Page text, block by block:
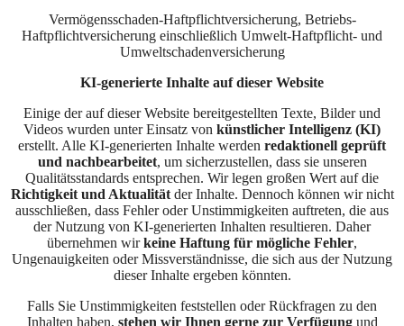
Vermögensschaden-Haftpflichtversicherung, Betriebs-
Haftpflichtversicherung einschließlich Umwelt-Haftpflicht- und
Umweltschadenversicherung
KI-generierte Inhalte auf dieser Website
Einige der auf dieser Website bereitgestellten Texte, Bilder und
Videos wurden unter Einsatz von künstlicher Intelligenz (KI)
erstellt. Alle KI-generierten Inhalte werden redaktionell geprüft
und nachbearbeitet, um sicherzustellen, dass sie unseren
Qualitätsstandards entsprechen. Wir legen großen Wert auf die
Richtigkeit und Aktualitätder Inhalte. Dennoch können wir nicht
ausschließen, dass Fehler oder Unstimmigkeiten auftreten, die aus
der Nutzung von KI-generierten Inhalten resultieren. Daher
übernehmen wirkeine Haftung für mögliche Fehler,
Ungenauigkeiten oder Missverständnisse, die sich aus der Nutzung
dieser Inhalte ergeben könnten.
Falls Sie Unstimmigkeiten feststellen oder Rückfragen zu den
Inhalten haben, stehen wir Ihnen gerne zur Verfügungund